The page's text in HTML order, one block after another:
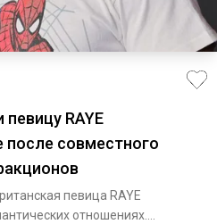
RAYE
после совместного
певица RAYE
отношениях.